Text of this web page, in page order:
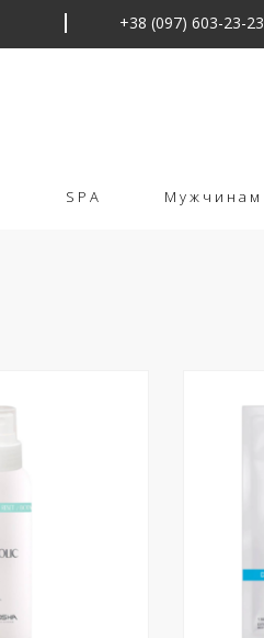
+38 (097) 603-23-23
SPA Мужчинам